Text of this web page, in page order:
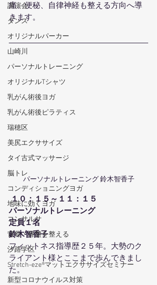
講演会
ダンス
オリジナルパーカー
山崎川
パーソナルトレーニング
オリジナルTシャツ
乳がん術後ヨガ
乳がん術後ピラティス
瑞穂区
美尻エクササイズ
タイ古式マッサージ
脳トレ
コンディショニングヨガ
地味に効くヨガ
コンサルサ
背骨・骨盤を整える
汐路学区
Stretch-eze®マットエクササイズセミナー
新型コロナウイルス対策
痛、便秘、自律神経も整える方向へ導
きます。
パーソナルトレーニング 鈴木智香子
１０：１５～１１：１５
パーソナルトレーニング
定員１名
鈴木智香子
フィットネス指導歴２５年。大勢のク
ライアント様とここまで歩んできまし
た。